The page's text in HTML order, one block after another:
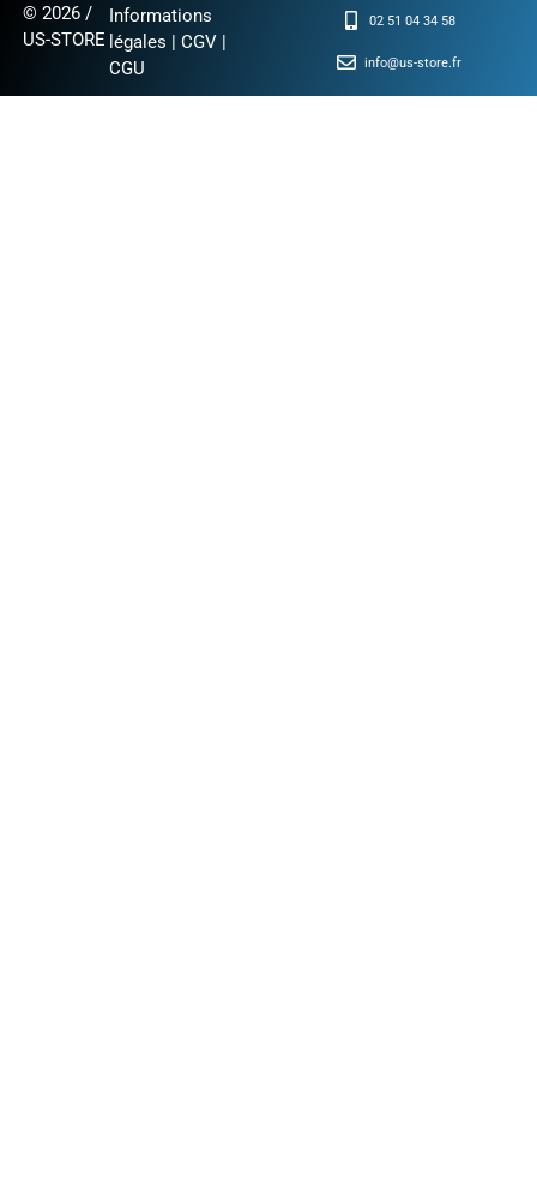
© 2026 /
US-STORE
Informations
légales |CGV |
CGU
02 51 04 34 58
info@us-store.fr